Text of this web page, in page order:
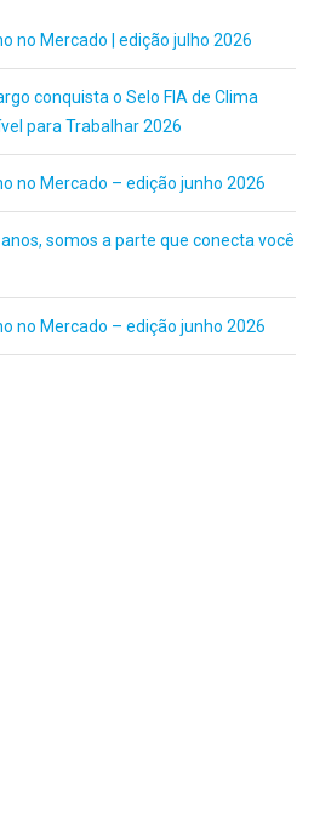
no Mercado | edição julho 2026
conquista o Selo FIA de Clima
para Trabalhar 2026
no Mercado – edição junho 2026
somos a parte que conecta você
no Mercado – edição junho 2026